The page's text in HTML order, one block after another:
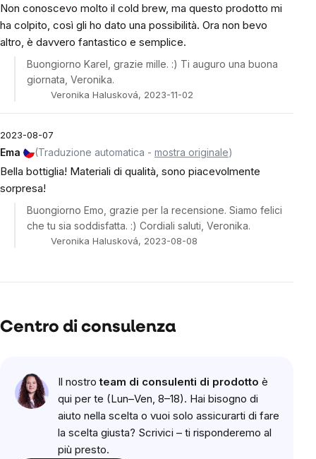
Non conoscevo molto il cold brew, ma questo prodotto mi
ha colpito, così gli ho dato una possibilità. Ora non bevo
altro, è davvero fantastico e semplice.
Buongiorno Karel, grazie mille. :) Ti auguro una buona
giornata, Veronika.
Veronika Halusková, 2023-11-02
2023-08-07
Ema (Traduzione automatica - mostra originale)
Bella bottiglia! Materiali di qualità, sono piacevolmente
sorpresa!
Buongiorno Emo, grazie per la recensione. Siamo felici
che tu sia soddisfatta. :) Cordiali saluti, Veronika.
Veronika Halusková, 2023-08-08
Centro di consulenza
Il nostroteam di consulenti di prodotto è
qui per te (Lun–Ven, 8–18). Hai bisogno di
aiuto nella scelta o vuoi solo assicurarti di fare
la scelta giusta? Scrivici – ti risponderemo al
più presto.